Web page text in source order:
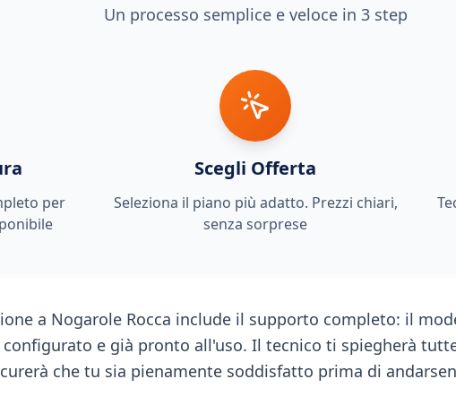
Un processo semplice e veloce in 3 step
per
Scegli Offerta
Seleziona il piano più adatto. Prezzi chiari,
senza sorprese
a Nogarole Rocca include il supporto completo: il
configurato e già pronto all'uso. Il tecnico ti spiegherà
che tu sia pienamente soddisfatto prima di